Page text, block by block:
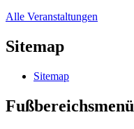
Alle Veranstaltungen
Sitemap
Sitemap
Fußbereichsmenü